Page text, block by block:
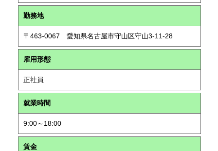
勤務地
〒463-0067 愛知県名古屋市守山区守山3-11-28
雇用形態
正社員
就業時間
9:00～18:00
賃金